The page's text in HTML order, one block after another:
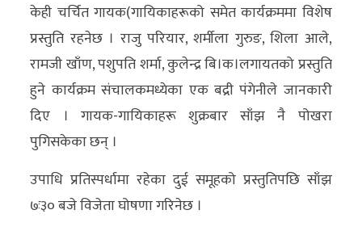
केही चर्चित गायक(गायिकाहरूको समेत कार्यक्रममा विशेष
प्रस्तुति रहनेछ । राजु परियार, शर्मीला गुरुङ, शिला आले,
रामजी खाँण, पशुपति शर्मा, कुलेन्द्र बि।क।लगायतको प्रस्तुति
हुने कार्यक्रम संचालकमध्येका एक बद्री पंगेनीले जानकारी
दिए । गायक-गायिकाहरू शुक्रबार साँझ नै पोखरा
पुगिसकेका छन् ।
उपाधि प्रतिस्पर्धामा रहेका दुई समूहको प्रस्तुतिपछि साँझ
७ः३० बजे विजेता घोषणा गरिनेछ ।